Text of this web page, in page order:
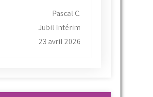
Pascal C.
Jubil Intérim
23 avril 2026